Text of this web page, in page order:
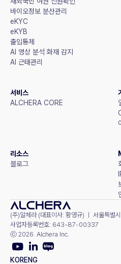
바이오정보 분산관리
eKYC
eKYB
출입통제
AI 영상 분석 화재 감지
AI 근태관리
서비스
ALCHERA CORE
리소스
블로그
(주)알체라 (대표이사: 황영규) ㅣ 서울특별
사업자등록번호: 643-87-00337
ⓒ 2026. Alchera Inc.
KORENG